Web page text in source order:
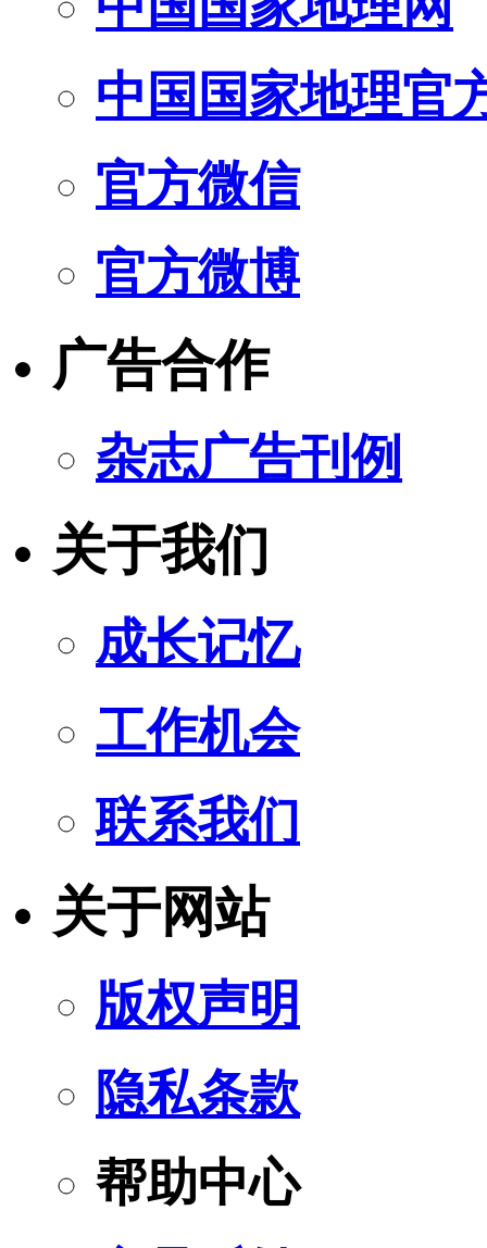
中国国家地理官
官方微信
官方微博
广告合作
杂志广告刊例
关于我们
成长记忆
工作机会
联系我们
关于网站
版权声明
隐私条款
帮助中心